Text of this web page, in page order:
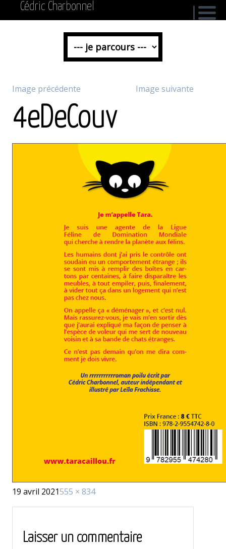
Cédric Charbonnel
Image précédente Image suivante
4eDeCouv
Publié
19 avril 2021Taille
555 × 834
Laisser un commentaire